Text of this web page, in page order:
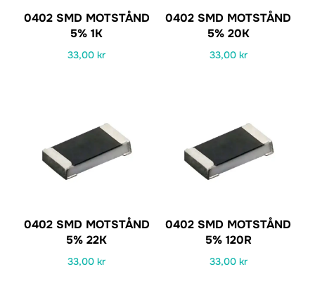
0402 SMD MOTSTÅND
5% 1K
33,00kr
0402 SMD MOTSTÅND
5% 20K
33,00 kr
0402 SMD MOTSTÅND
5% 22K
33,00kr
0402 SMD MOTSTÅND
5% 120R
33,00 kr